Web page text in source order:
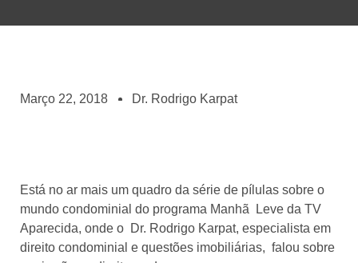
Março 22, 2018 Dr. Rodrigo Karpat
Está no ar mais um quadro da série de pílulas sobre o
mundo condominial do programa Manhã Leve da TV
Aparecida, onde o Dr. Rodrigo Karpat, especialista em
direito condominial e questões imobiliárias, falou sobre